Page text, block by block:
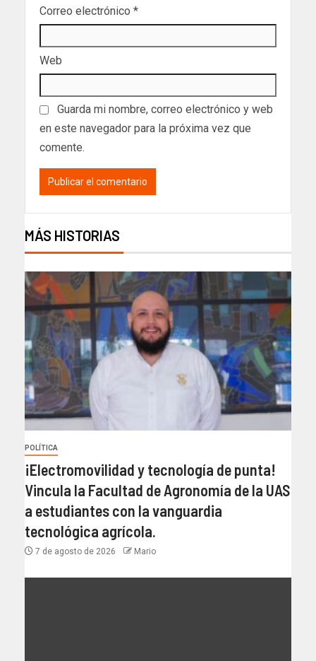
Correo electrónico *
Web
Guarda mi nombre, correo electrónico y web
en este navegador para la próxima vez que
comente.
MÁS HISTORIAS
POLÍTICA
¡Electromovilidad y tecnología de punta!
Vincula la Facultad de Agronomía de la UAS
a estudiantes con la vanguardia
tecnológica agrícola.
7 de agosto de 2026 Mario